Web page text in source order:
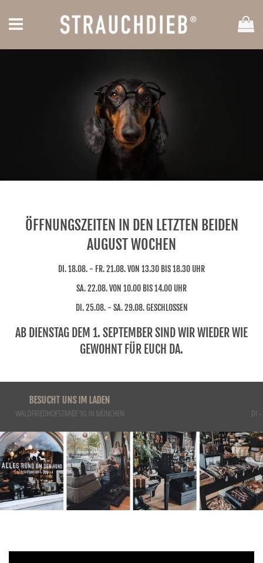
ÖFFNUNGSZEITEN IN DEN LETZTEN BEIDEN
AUGUST WOCHEN
DI. 18.08. - FR. 21.08. VON 13.30 BIS 18.30 UHR
SA. 22.08. VON 10.00 BIS 14.00 UHR
DI. 25.08. - SA. 29.08. GESCHLOSSEN
AB DIENSTAG DEM 1. SEPTEMBER SIND WIR WIEDER WIE
GEWOHNT FÜR EUCH DA.
LADENÖFFNUNGSZEITEN
DI - FR. 10.00 - 14.00 UHR / 15.00 - 19.00 UHR / SA. 10.00 - 16.00 UHR